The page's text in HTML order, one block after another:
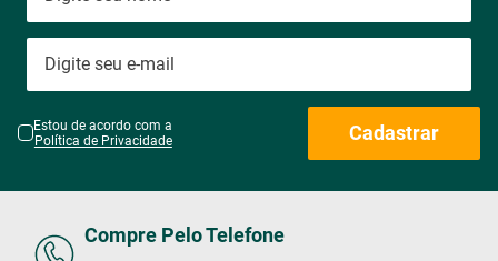
Estou de acordo com a
Política de Privacidade
Cadastrar
Compre Pelo Telefone